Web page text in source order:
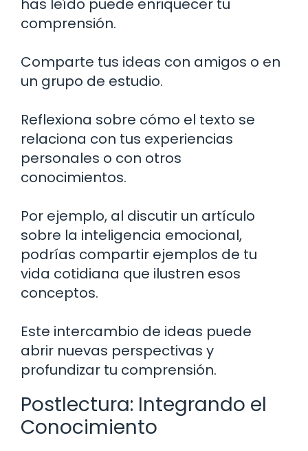
has leído puede enriquecer tu
comprensión.
Comparte tus ideas con amigos o en
un grupo de estudio.
Reflexiona sobre cómo el texto se
relaciona con tus experiencias
personales o con otros
conocimientos.
Por ejemplo, al discutir un artículo
sobre la inteligencia emocional,
podrías compartir ejemplos de tu
vida cotidiana que ilustren esos
conceptos.
Este intercambio de ideas puede
abrir nuevas perspectivas y
profundizar tu comprensión.
Postlectura: Integrando el
Conocimiento